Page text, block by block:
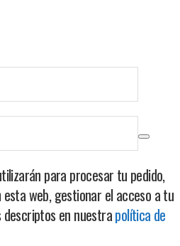
para procesar tu pedido,
web, gestionar el acceso a tu
en nuestrapolítica de